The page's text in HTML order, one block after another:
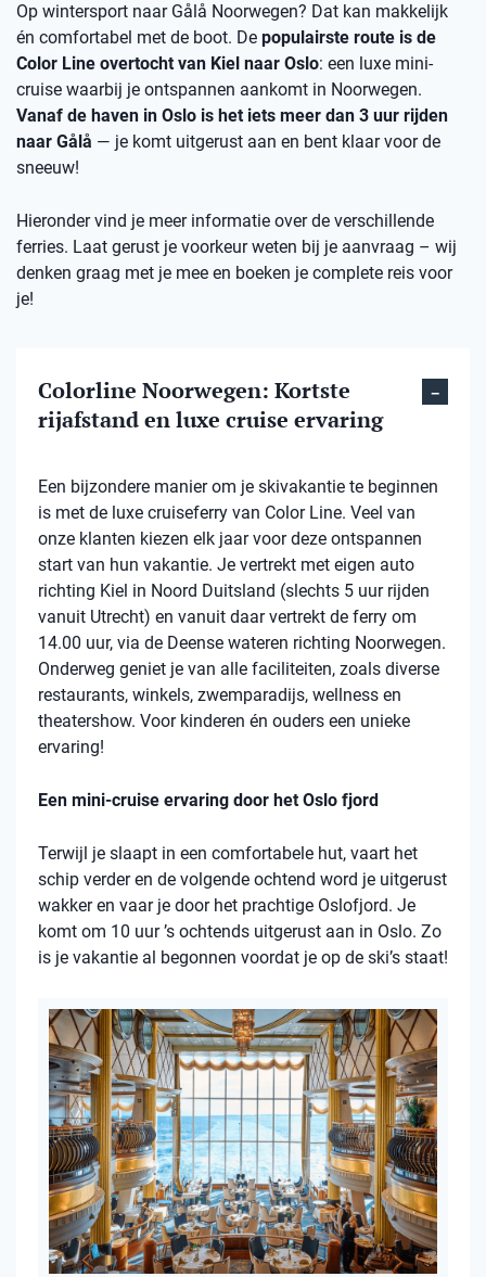
Op wintersport naar Gålå Noorwegen? Dat kan makkelijk
én comfortabel met de boot. De populairste route is de
Color Line overtocht van Kiel naar Oslo: een luxe mini-
cruise waarbij je ontspannen aankomt in Noorwegen.
Vanaf de haven in Oslo is het iets meer dan 3 uur rijden
naar Gålå — je komt uitgerust aan en bent klaar voor de
sneeuw!
Hieronder vind je meer informatie over de verschillende
ferries. Laat gerust je voorkeur weten bij je aanvraag – wij
denken graag met je mee en boeken je complete reis voor
je!
Colorline Noorwegen: Kortste
rijafstand en luxe cruise ervaring
Een bijzondere manier om je skivakantie te beginnen
is met de luxe cruiseferry van Color Line. Veel van
onze klanten kiezen elk jaar voor deze ontspannen
start van hun vakantie. Je vertrekt met eigen auto
richting Kiel in Noord Duitsland (slechts 5 uur rijden
vanuit Utrecht) en vanuit daar vertrekt de ferry om
14.00 uur, via de Deense wateren richting Noorwegen.
Onderweg geniet je van alle faciliteiten, zoals diverse
restaurants, winkels, zwemparadijs, wellness en
theatershow. Voor kinderen én ouders een unieke
ervaring!
Een mini-cruise ervaring door het Oslo fjord
Terwijl je slaapt in een comfortabele hut, vaart het
schip verder en de volgende ochtend word je uitgerust
wakker en vaar je door het prachtige Oslofjord. Je
komt om 10 uur ’s ochtends uitgerust aan in Oslo. Zo
is je vakantie al begonnen voordat je op de ski’s staat!